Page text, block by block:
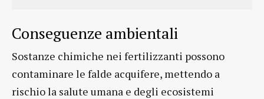
Conseguenze ambientali
Sostanze chimiche nei fertilizzanti possono
contaminare le falde acquifere, mettendo a
rischio la salute umana e degli ecosistemi